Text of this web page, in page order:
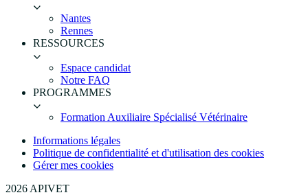
Nantes
Rennes
RESSOURCES
Espace candidat
Notre FAQ
PROGRAMMES
Formation Auxiliaire Spécialisé Vétérinaire
Informations légales
Politique de confidentialité et d'utilisation des cookies
Gérer mes cookies
2026 APIVET